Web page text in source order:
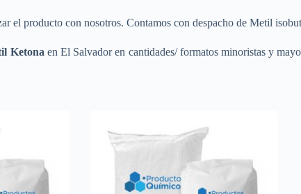
el producto con nosotros. Contamos con despacho de Metil
Ketona en El Salvador en cantidades/ formatos minoristas y